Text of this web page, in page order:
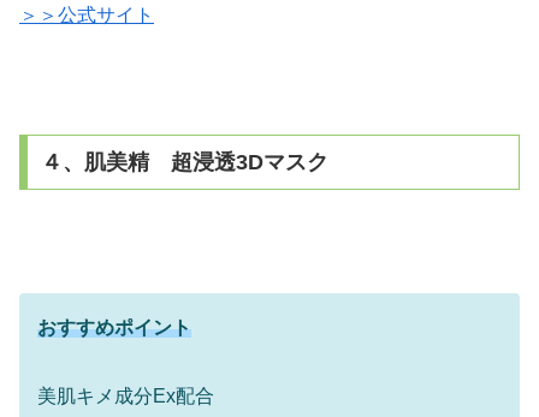
＞＞公式サイト
４、肌美精 超浸透3Dマスク
おすすめポイント
美肌キメ成分Ex配合